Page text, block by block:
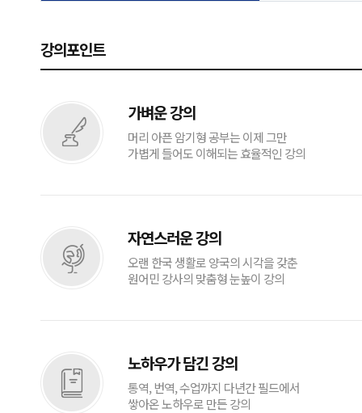
강의포인트
가벼운 강의
머리 아픈 암기형 공부는 이제 그만
가볍게 들어도 이해되는 효율적인 강의
자연스러운 강의
오랜 한국 생활로 양국의 시각을 갖춘
원어민 강사의 맞춤형 눈높이 강의
노하우가 담긴 강의
통역, 번역, 수업까지 다년간 필드에서
쌓아온 노하우로 만든 강의